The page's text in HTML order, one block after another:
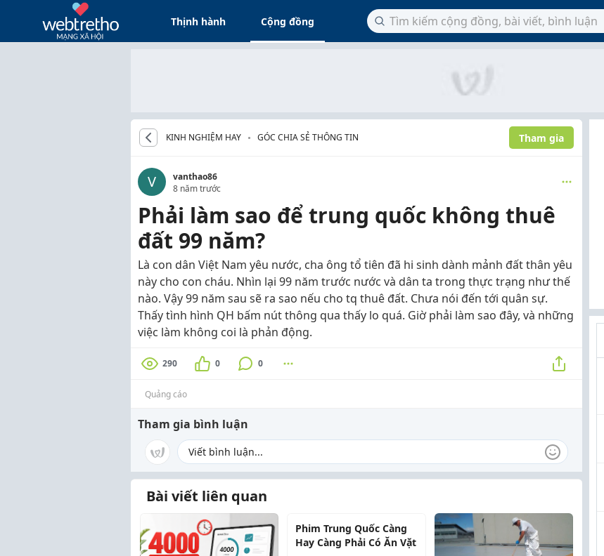
Thịnh hành Cộng đồng
KINH NGHIỆM HAY GÓC CHIA SẺ THÔNG TIN Tham gia
V
vanthao86
8 năm trước
Phải làm sao để trung quốc không thuê
đất 99 năm?
Là con dân Việt Nam yêu nước, cha ông tổ tiên đã hi sinh dành mảnh đất thân yêu
này cho con cháu. Nhìn lại 99 năm trước nước và dân ta trong thực trạng như thế
nào. Vậy 99 năm sau sẽ ra sao nếu cho tq thuê đất. Chưa nói đến tới quân sự.
Thấy tình hình QH bấm nút thông qua thấy lo quá. Giờ phải làm sao đây, và những
việc làm không coi là phản động.
290 0 0
Quảng cáo
Tham gia bình luận
Bài viết liên quan
Phim Trung Quốc Càng
Hay Càng Phải Có Ăn Vặt